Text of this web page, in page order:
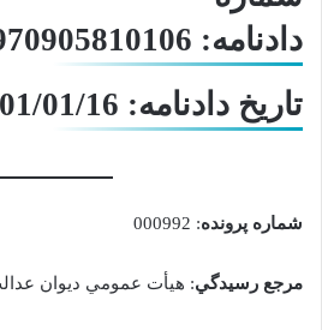
دادنامه: 140109970905810106
تاريخ دادنامه: 1401/01/16
شماره پرونده: 000992
مرجع رسيدگي: هيأت عمومي ديوان